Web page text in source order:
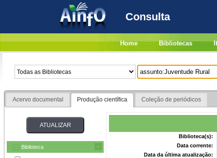
Consulta
Home Bibliotecas
Acervo documental Produção científica Coleção de periódicos
Biblioteca
Biblioteca(s):
Data corrente:
Data da última atualização: